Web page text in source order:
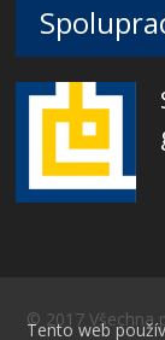
© 2017
Tento web